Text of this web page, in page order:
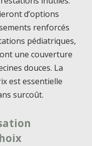
d’options
renforcés
pédiatriques,
une couverture
douces. La
est essentielle
surcoût.